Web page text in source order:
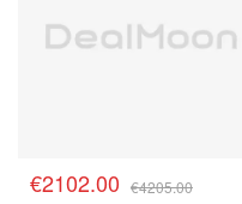
€2102.00 €4205.00